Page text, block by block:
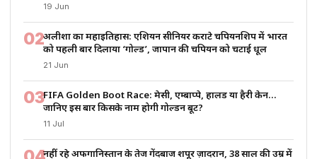
19 Jun
02अलीशा का महाइतिहास: एशियन सीनियर कराटे चैंपियनशिप में भारत
को पहली बार दिलाया ‘गोल्ड’, जापान की चैंपियन को चटाई धूल
21 Jun
03FIFA Golden Boot Race: मेसी, एम्बाप्पे, हालैंड या हैरी केन…
जानिए इस बार किसके नाम होगी गोल्डन बूट?
11 Jul
नहीं रहे अफगानिस्तान के तेज गेंदबाज शपूर ज़ादरान, 38 साल की उम्र में